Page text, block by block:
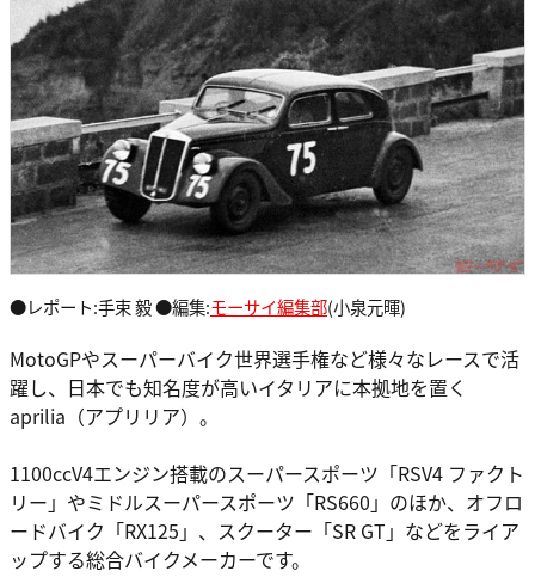
●レポート:手束 毅 ●編集:モーサイ編集部(小泉元暉)
MotoGPやスーパーバイク世界選手権など様々なレースで活
躍し、日本でも知名度が高いイタリアに本拠地を置く
aprilia（アプリリア）。
1100ccV4エンジン搭載のスーパースポーツ「RSV4 ファクト
リー」やミドルスーパースポーツ「RS660」のほか、オフロ
ードバイク「RX125」、スクーター「SR GT」などをライア
ップする総合バイクメーカーです。